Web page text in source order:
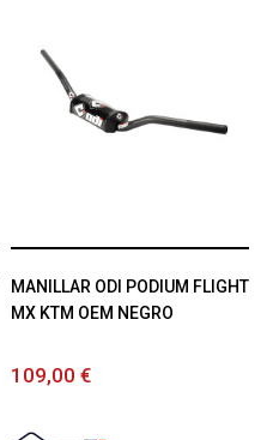
MANILLAR ODI PODIUM FLIGHT
MX KTM OEM NEGRO
109,00 €